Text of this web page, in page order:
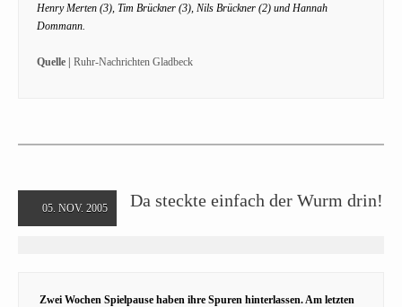
Henry Merten (3), Tim Brückner (3), Nils Brückner (2) und Hannah
Dommann.
Quelle | Ruhr-Nachrichten Gladbeck
05. NOV. 2005 Da steckte einfach der Wurm drin!
Zwei Wochen Spielpause haben ihre Spuren hinterlassen. Am letzten